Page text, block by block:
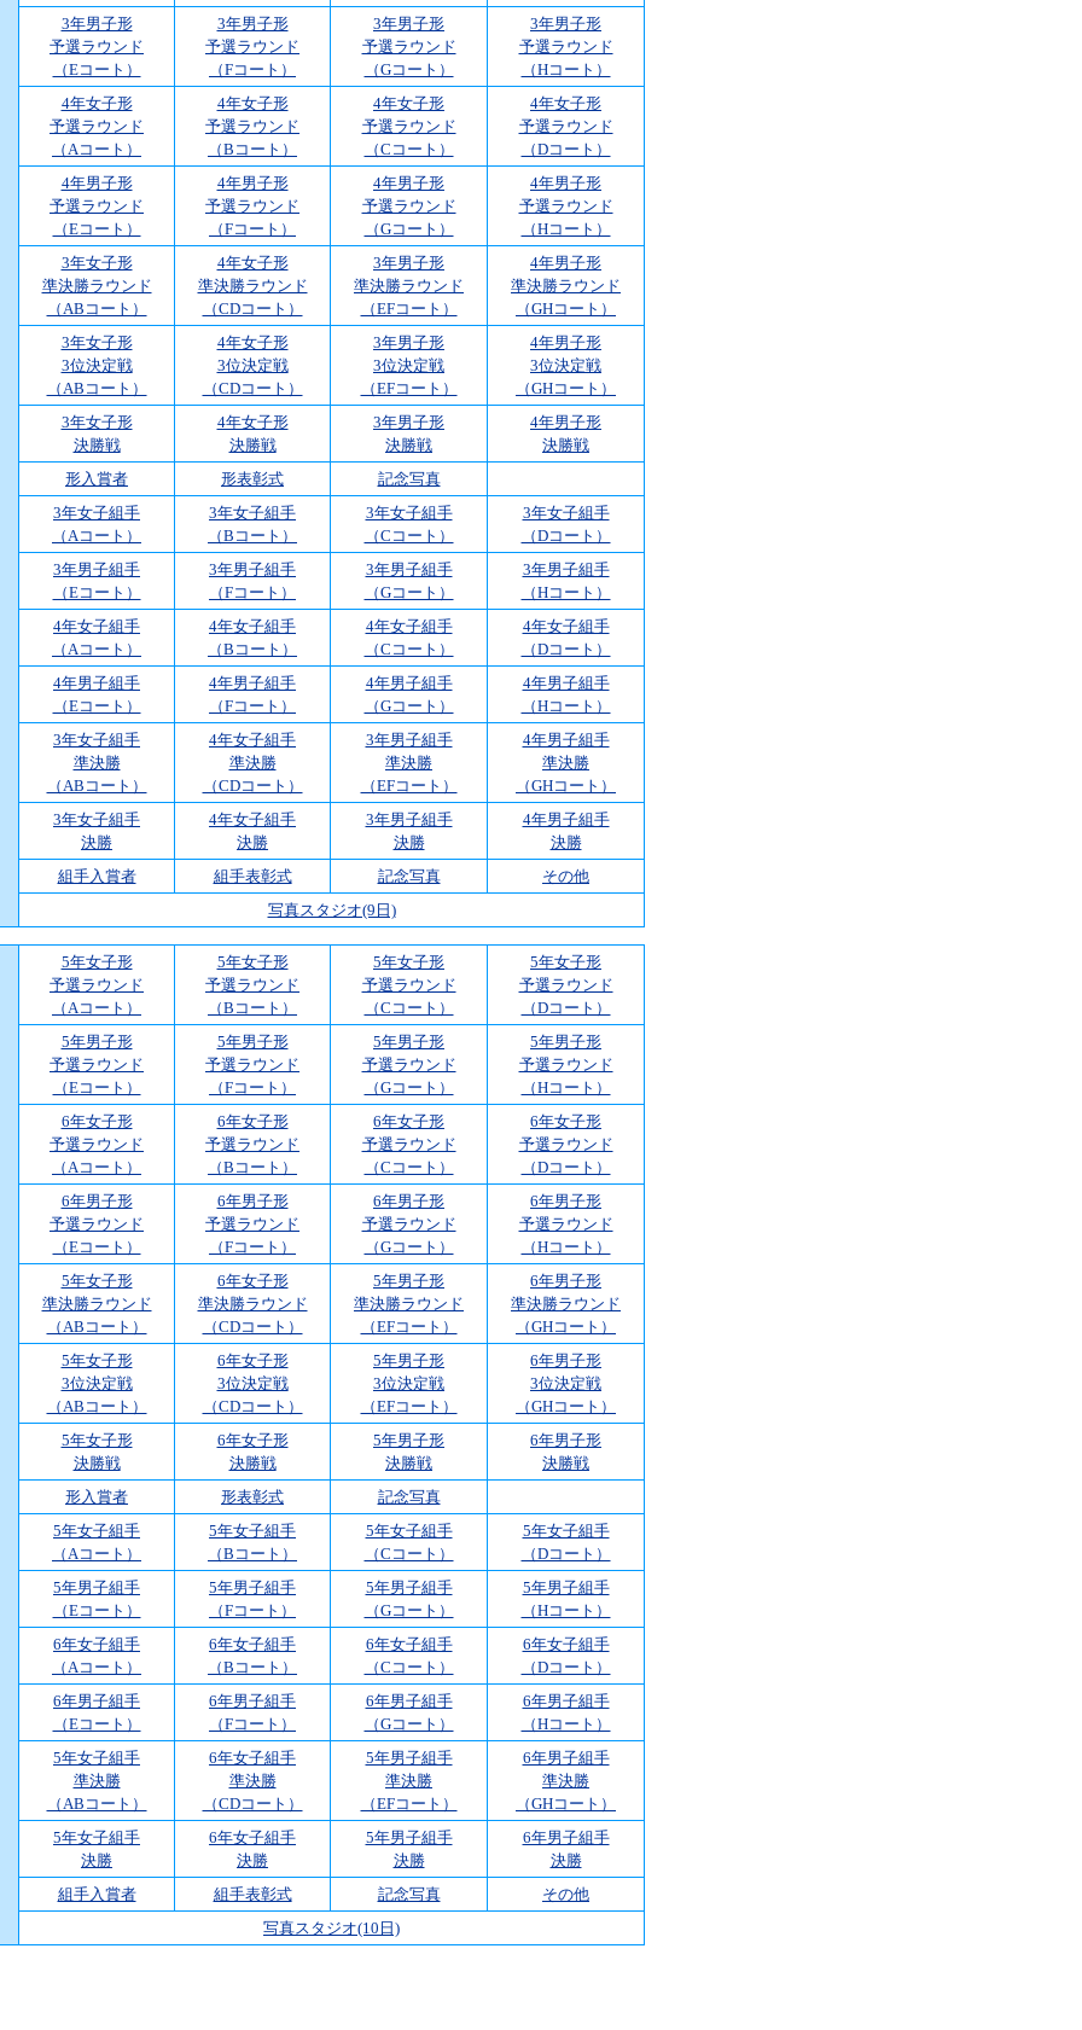
3年男子形
予選ラウンド
（Eコート）
3年男子形
予選ラウンド
（Fコート）
3年男子形
予選ラウンド
（Gコート）
3年男子形
予選ラウンド
（Hコート）
4年女子形
予選ラウンド
（Aコート）
4年女子形
予選ラウンド
（Bコート）
4年女子形
予選ラウンド
（Cコート）
4年女子形
予選ラウンド
（Dコート）
4年男子形
予選ラウンド
（Eコート）
4年男子形
予選ラウンド
（Fコート）
4年男子形
予選ラウンド
（Gコート）
4年男子形
予選ラウンド
（Hコート）
3年女子形
準決勝ラウンド
（ABコート）
4年女子形
準決勝ラウンド
（CDコート）
3年男子形
準決勝ラウンド
（EFコート）
4年男子形
準決勝ラウンド
（GHコート）
3年女子形
3位決定戦
（ABコート）
4年女子形
3位決定戦
（CDコート）
3年男子形
3位決定戦
（EFコート）
4年男子形
3位決定戦
（GHコート）
3年女子形
決勝戦
4年女子形
決勝戦
3年男子形
決勝戦
4年男子形
決勝戦
形入賞者
形表彰式
記念写真
3年女子組手
（Aコート）
3年女子組手
（Bコート）
3年女子組手
（Cコート）
3年女子組手
（Dコート）
3年男子組手
（Eコート）
3年男子組手
（Fコート）
3年男子組手
（Gコート）
3年男子組手
（Hコート）
4年女子組手
（Aコート）
4年女子組手
（Bコート）
4年女子組手
（Cコート）
4年女子組手
（Dコート）
4年男子組手
（Eコート）
4年男子組手
（Fコート）
4年男子組手
（Gコート）
4年男子組手
（Hコート）
3年女子組手
準決勝
（ABコート）
4年女子組手
準決勝
（CDコート）
3年男子組手
準決勝
（EFコート）
4年男子組手
準決勝
（GHコート）
3年女子組手
決勝
4年女子組手
決勝
3年男子組手
決勝
4年男子組手
決勝
組手入賞者
組手表彰式 記念写真
その他
写真スタジオ(9日)
5年女子形
予選ラウンド
（Aコート）
5年女子形
予選ラウンド
（Bコート）
5年女子形
予選ラウンド
（Cコート）
5年女子形
予選ラウンド
（Dコート）
5年男子形
予選ラウンド
（Eコート）
5年男子形
予選ラウンド
（Fコート）
5年男子形
予選ラウンド
（Gコート）
5年男子形
予選ラウンド
（Hコート）
6年女子形
予選ラウンド
（Aコート）
6年女子形
予選ラウンド
（Bコート）
6年女子形
予選ラウンド
（Cコート）
6年女子形
予選ラウンド
（Dコート）
6年男子形
予選ラウンド
（Eコート）
6年男子形
予選ラウンド
（Fコート）
6年男子形
予選ラウンド
（Gコート）
6年男子形
予選ラウンド
（Hコート）
5年女子形
準決勝ラウンド
（ABコート）
6年女子形
準決勝ラウンド
（CDコート）
5年男子形
準決勝ラウンド
（EFコート）
6年男子形
準決勝ラウンド
（GHコート）
5年女子形
3位決定戦
（ABコート）
6年女子形
3位決定戦
（CDコート）
5年男子形
3位決定戦
（EFコート）
6年男子形
3位決定戦
（GHコート）
5年女子形
決勝戦
6年女子形
決勝戦
5年男子形
決勝戦
6年男子形
決勝戦
形入賞者
形表彰式
記念写真
5年女子組手
（Aコート）
5年女子組手
（Bコート）
5年女子組手
（Cコート）
5年女子組手
（Dコート）
5年男子組手
（Eコート）
5年男子組手
（Fコート）
5年男子組手
（Gコート）
5年男子組手
（Hコート）
6年女子組手
（Aコート）
6年女子組手
（Bコート）
6年女子組手
（Cコート）
6年女子組手
（Dコート）
6年男子組手
（Eコート）
6年男子組手
（Fコート）
6年男子組手
（Gコート）
6年男子組手
（Hコート）
5年女子組手
準決勝
（ABコート）
6年女子組手
準決勝
（CDコート）
5年男子組手
準決勝
（EFコート）
6年男子組手
準決勝
（GHコート）
5年女子組手
決勝
6年女子組手
決勝
5年男子組手
決勝
6年男子組手
決勝
組手入賞者
組手表彰式 記念写真
その他
写真スタジオ(10日)